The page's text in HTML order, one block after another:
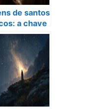
de santos
a chave
que